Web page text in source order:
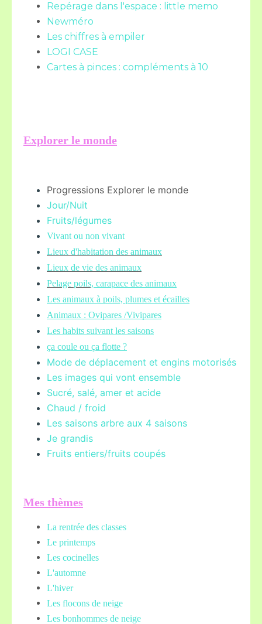
Repérage dans l'espace : little memo
Newméro
Les chiffres à empiler
LOGI CASE
Cartes à pinces : compléments à 10
Explorer le monde
Progressions Explorer le monde
Jour/Nuit
Fruits/légumes
Vivant ou non vivant
Lieux d'habitation des animaux
Lieux de vie des animaux
Pelage poils, carapace des animaux
Les animaux à poils, plumes et écailles
Animaux : Ovipares /Vivipares
Les habits suivant les saisons
ça coule ou ça flotte ?
Mode de déplacement et engins motorisés
Les images qui vont ensemble
Sucré, salé, amer et acide
Chaud / froid
Les saisons arbre aux 4 saisons
Je grandis
Fruits entiers/fruits coupés
Mes thèmes
La rentrée des classes
Le printemps
Les cocinelles
L'automne
L'hiver
Les flocons de neige
Les bonhommes de neige